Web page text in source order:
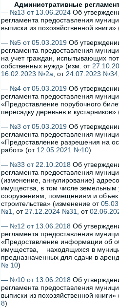
Административные
— №13 от 13.06.2024 Об
регламента предоставления
выписки из похозяйственной
— №5 от 05.03.2019 Об
регламента предоставления
на учет граждан, испытывающих
собственных нужд» (изм. от
16.02.2023 №2а , от 24.07.2023 №34
— №4 от 05.03.2019 Об
регламента предоставления
«Предоставление порубочного
пересадку деревьев и
— №3 от 05.03.2019 Об
регламента предоставления
«Предоставление разрешения на
работ» (от 12.05.2021 №10)
— №33 от 22.10.2018 Об
регламента предоставления
(изменение, аннулирование)
имущества, в том числе земельным
сооружениям, помещениям и
строительства» (изменение от
№1
, от 27.12.2024 №31, от
— №12 от 13.06.2018 Об
регламента предоставления
«Предоставление информации об
имущества, находящихся в
предназначенных для сдачи в
№ 10)
— №10 от 13.06.2018 Об
регламента предоставления
выписки из похозяйственной
8)